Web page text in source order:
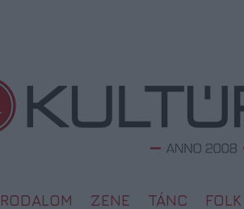
ZENE TÁNC FOLK